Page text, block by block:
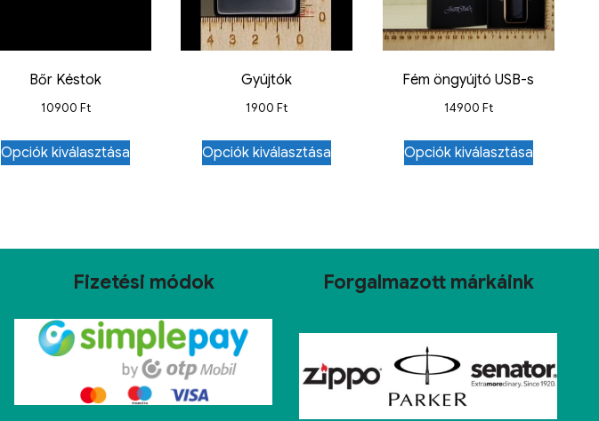
Bőr Késtok
10900 Ft
Opciók kiválasztása
Gyújtók
1900Ft
Opciók kiválasztása
Fém öngyújtó USB-s
14900 Ft
Opciók kiválasztása
Fizetési módok Forgalmazott márkáink